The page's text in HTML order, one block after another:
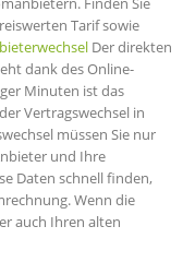
Tarif sowie
Der direkten
dank des Online-
Minuten ist das
Vertragswechsel in
müssen Sie nur
und Ihre
Daten schnell finden,
Wenn die
auch Ihren alten